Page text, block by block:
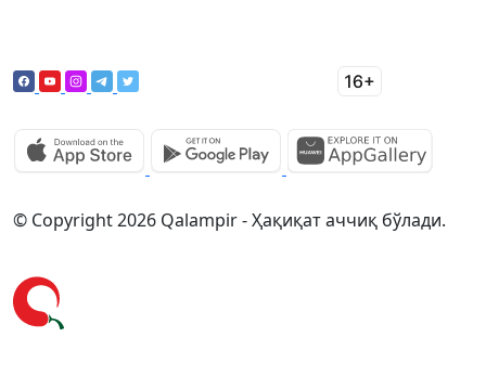
© Copyright 2026 Qalampir - Ҳақиқат аччиқ бўлади.